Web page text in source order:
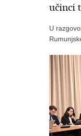
učinci
U